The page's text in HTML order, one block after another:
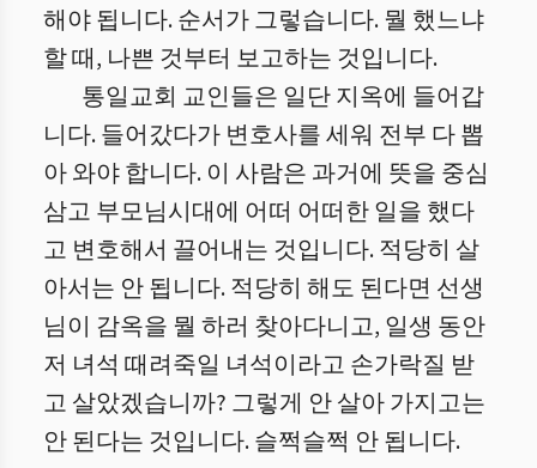
해야 됩니다. 순서가 그렇습니다. 뭘 했느냐
할 때, 나쁜 것부터 보고하는 것입니다.
통일교회 교인들은 일단 지옥에 들어갑
니다. 들어갔다가 변호사를 세워 전부 다 뽑
아 와야 합니다. 이 사람은 과거에 뜻을 중심
삼고 부모님시대에 어떠 어떠한 일을 했다
고 변호해서 끌어내는 것입니다. 적당히 살
아서는 안 됩니다. 적당히 해도 된다면 선생
님이 감옥을 뭘 하러 찾아다니고, 일생 동안
저 녀석 때려죽일 녀석이라고 손가락질 받
고 살았겠습니까? 그렇게 안 살아 가지고는
안 된다는 것입니다. 슬쩍슬쩍 안 됩니다.